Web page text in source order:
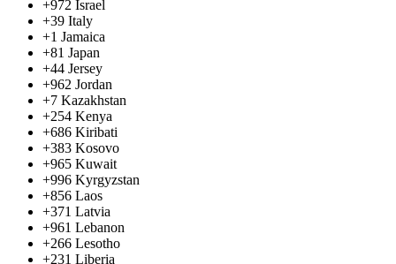
+972 Israel
+39 Italy
+1 Jamaica
+81 Japan
+44 Jersey
+962 Jordan
+7 Kazakhstan
+254 Kenya
+686 Kiribati
+383 Kosovo
+965 Kuwait
+996 Kyrgyzstan
+856 Laos
+371 Latvia
+961 Lebanon
+266 Lesotho
+231 Liberia